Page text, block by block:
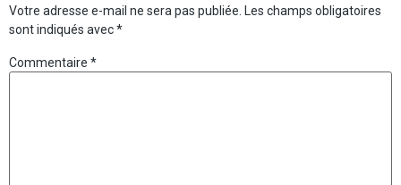
Votre adresse e-mail ne sera pas publiée.
Les champs obligatoires
sont indiqués avec*
Commentaire *